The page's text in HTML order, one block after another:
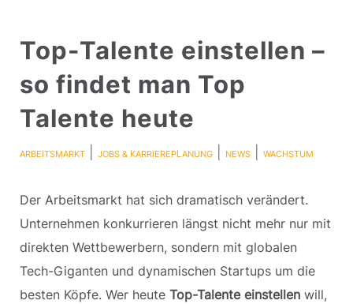
Top-Talente einstellen –
so findet man Top
Talente heute
ARBEITSMARKT| JOBS & KARRIEREPLANUNG| NEWS| WACHSTUM
Der Arbeitsmarkt hat sich dramatisch verändert.
Unternehmen konkurrieren längst nicht mehr nur mit
direkten Wettbewerbern, sondern mit globalen
Tech-Giganten und dynamischen Startups um die
besten Köpfe. Wer heute Top-Talente einstellenwill,